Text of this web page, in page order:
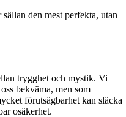
den mest perfekta, utan
trygghet och mystik. Vi
bekväma, men som
förutsägbarhet kan släcka
osäkerhet.